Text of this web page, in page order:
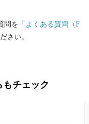
問を 「よくある質問（F
さい。
チェック